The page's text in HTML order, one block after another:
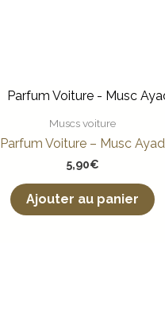
Muscs voiture
Parfum Voiture – Musc Ayad
5,90€
Ajouter au panier